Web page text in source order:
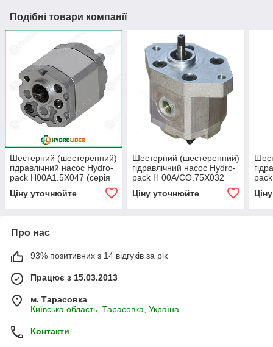
Подібні товари компанії
Шестерний (шестеренний)
гідравлічний насос Hydro-
pack H00A1.5X047 (серія
Ціну уточнюйте
Шестерний (шестеренний)
гідравлічний насос Hydro-
pack H 00A/CO.75X032
Ціну уточнюйте
Про нас
93% позитивних з 14 відгуків за рік
Працює з 15.03.2013
м. Тарасовка
Київська область, Тарасовка, Україна
Контакти